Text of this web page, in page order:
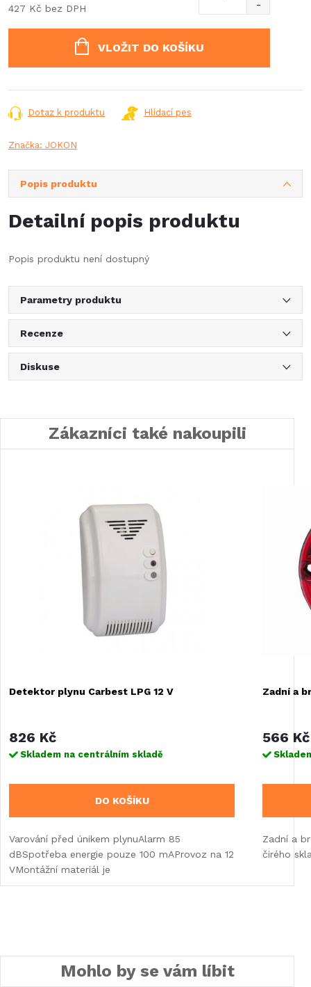
427 Kč bez DPH
VLOŽIT DO KOŠÍKU
Dotaz k produktu Hlídací pes
Značka: JOKON
Popis produktu
Detailní popis produktu
Popis produktu není dostupný
Parametry produktu
Recenze
Diskuse
Zákazníci také nakoupili
Detektor plynu Carbest LPG 12 V
826 Kč
Skladem na centrálním skladě
DO KOŠÍKU
Varování před únikem plynuAlarm 85
dBSpotřeba energie pouze 100 mAProvoz na 12
VMontážní materiál je
Zadní a
566 Kč
Zadní a
čirého
Mohlo by se vám líbit